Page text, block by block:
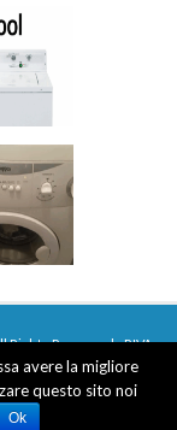
Reserved - P.IVA
-Privacy Policy
avere la migliore
questo sito noi
Ok